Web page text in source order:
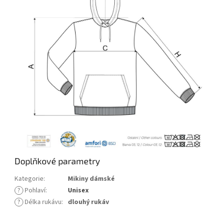
Doplňkové parametry
Kategorie:
Mikiny dámské
? Pohlaví:
Unisex
? Délka rukávu: dlouhý rukáv